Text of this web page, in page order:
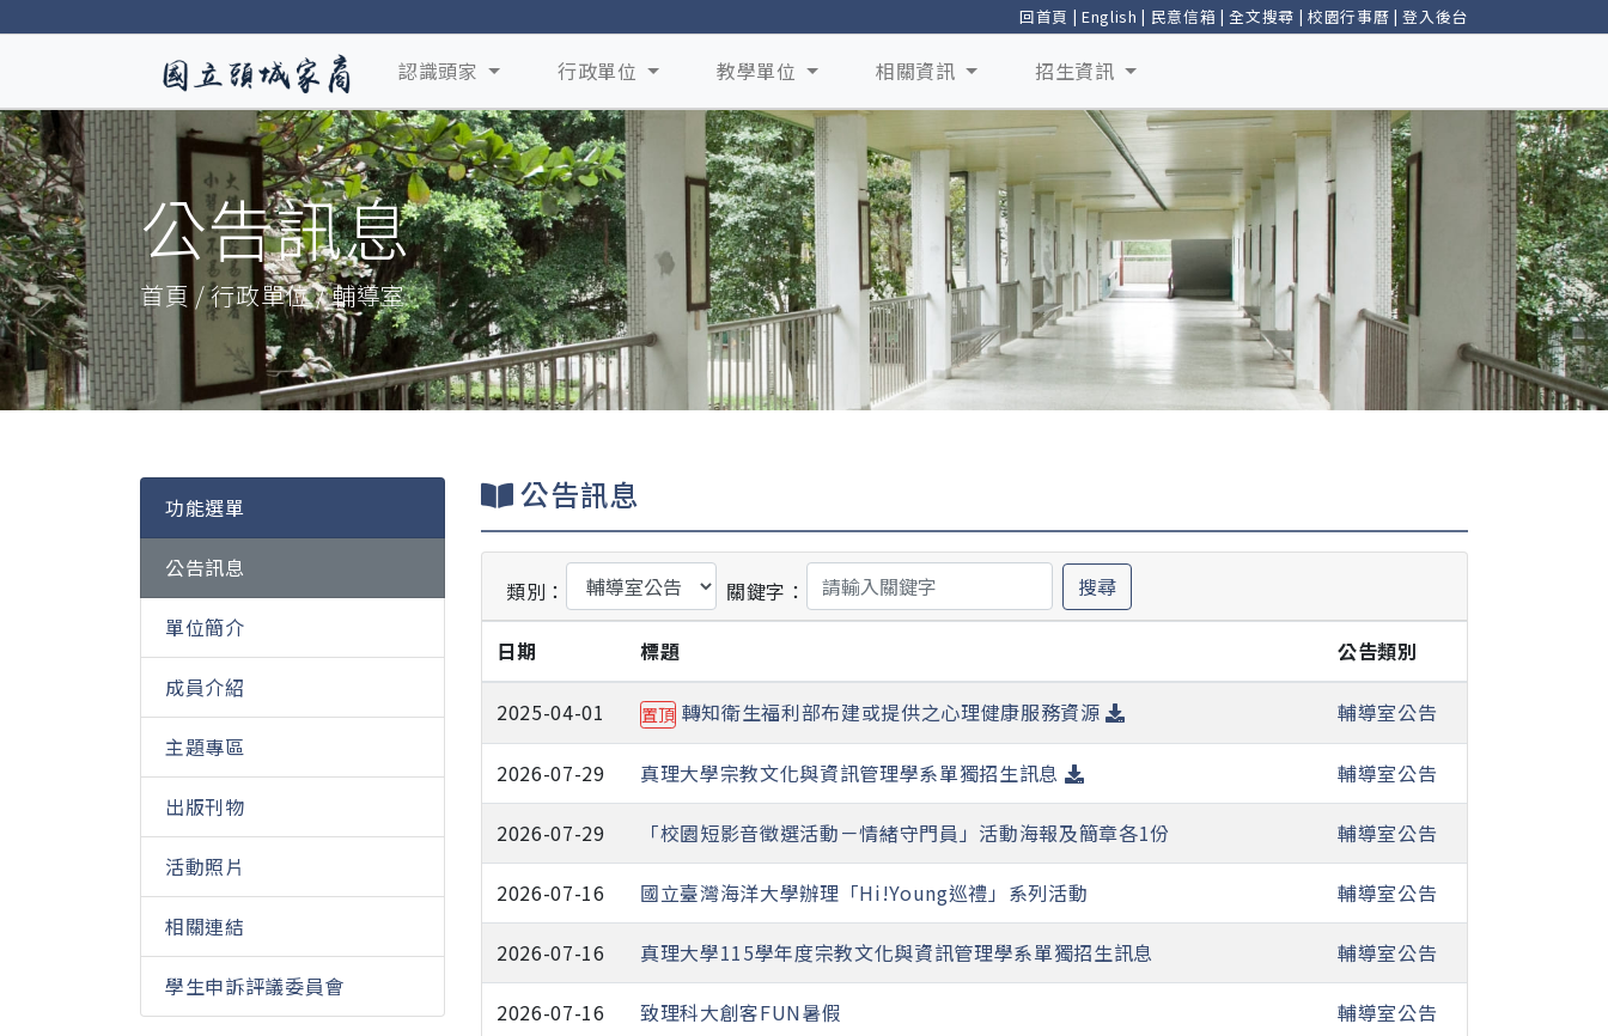
回首頁 | English | 民意信箱 |全文搜尋 | 校園行事曆 |登入後台
認識頭家 行政單位 教學單位 相關資訊 招生資訊
公告訊息
首頁 / 行政單位 / 輔導室
功能選單
公告訊息
單位簡介
成員介紹
主題專區
出版刊物
活動照片
相關連結
學生申訴評議委員會
公告訊息
類別： 關鍵字： 搜尋
日期 標題 公告類別
2025-04-01 置頂 轉知衛生福利部布建或提供之心理健康服務資源 輔導室公告
2026-07-29 真理大學宗教文化與資訊管理學系單獨招生訊息 輔導室公告
2026-07-29 「校園短影音徵選活動－情緒守門員」活動海報及簡章各1份 輔導室公告
2026-07-16 國立臺灣海洋大學辦理「Hi!Young巡禮」系列活動 輔導室公告
2026-07-16 真理大學115學年度宗教文化與資訊管理學系單獨招生訊息 輔導室公告
2026-07-16 致理科大創客FUN暑假 輔導室公告